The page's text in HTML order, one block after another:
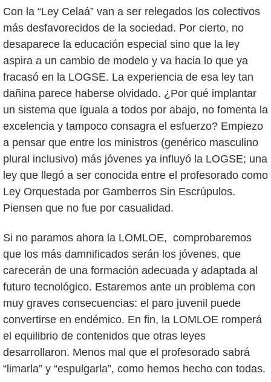
Con la “Ley Celaá” van a ser relegados los colectivos
más desfavorecidos de la sociedad. Por cierto, no
desaparece la educación especial sino que la ley
aspira a un cambio de modelo y va hacia lo que ya
fracasó en la LOGSE. La experiencia de esa ley tan
dañina parece haberse olvidado. ¿Por qué implantar
un sistema que iguala a todos por abajo, no fomenta la
excelencia y tampoco consagra el esfuerzo? Empiezo
a pensar que entre los ministros (genérico masculino
plural inclusivo) más jóvenes ya influyó la LOGSE; una
ley que llegó a ser conocida entre el profesorado como
Ley Orquestada por Gamberros Sin Escrúpulos.
Piensen que no fue por casualidad.
Si no paramos ahora la LOMLOE, comprobaremos
que los más damnificados serán los jóvenes, que
carecerán de una formación adecuada y adaptada al
futuro tecnológico. Estaremos ante un problema con
muy graves consecuencias: el paro juvenil puede
convertirse en endémico. En fin, la LOMLOE romperá
el equilibrio de contenidos que otras leyes
desarrollaron. Menos mal que el profesorado sabrá
“limarla” y “espulgarla”, como hemos hecho con todas.